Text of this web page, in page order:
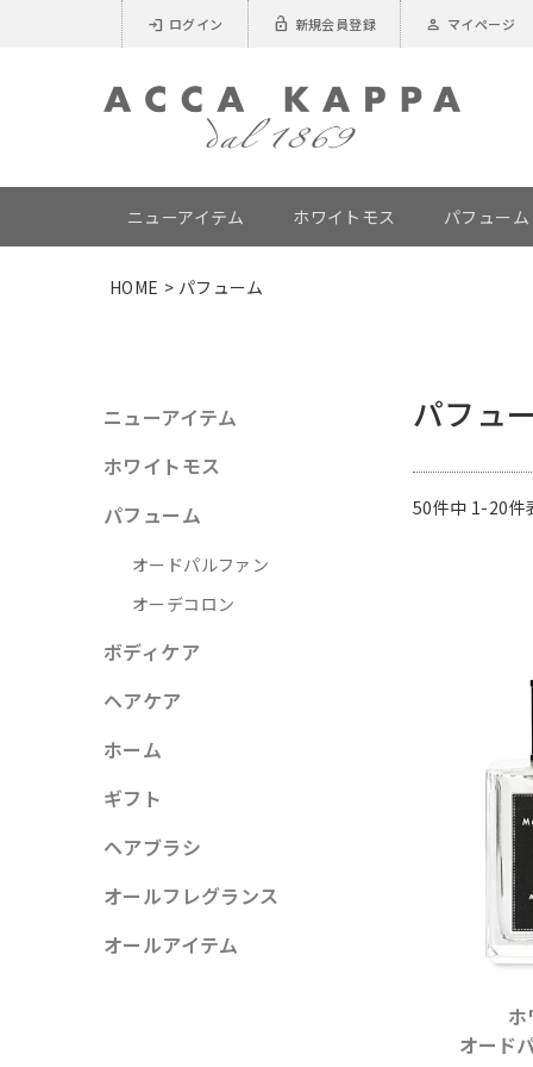
login ログイン lock_open 新規会員登録 person マイページ
ニューアイテム ホワイトモス パフューム
HOME パフューム
ニューアイテム
ホワイトモス
パフューム
オードパルファン
オーデコロン
ボディケア
ヘアケア
ホーム
ギフト
ヘアブラシ
オールフレグランス
オールアイテム
パフュ
50件中 1-20件
オード